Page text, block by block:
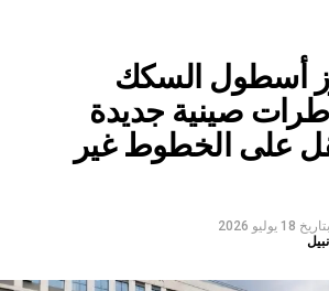
أسطول السكك
صينية جديدة
على الخطوط غير
بتاريخ 18 يوليو 2026